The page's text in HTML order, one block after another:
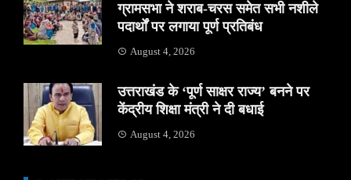
ग्रामसभा ने शराब-चरस समेत सभी नशीले
पदार्थों पर लगाया पूर्ण प्रतिबंध
August 4, 2026
उत्तराखंड के ‘पूर्ण साक्षर राज्य’ बनने पर
केंद्रीय शिक्षा मंत्री ने दी बधाई
August 4, 2026